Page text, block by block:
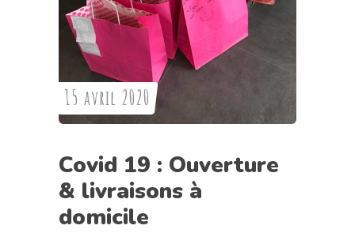
15 avril 2020
Covid 19 : Ouverture
& livraisons à
domicile